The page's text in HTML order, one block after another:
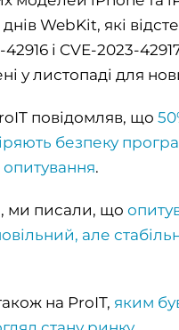
WebKit, які
і CVE-2023-
у листопаді для
повідомляв, що
безпеку
опитування.
ми писали, що
але
на ProIT, яким